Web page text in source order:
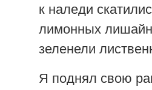
к наледи
лимонных
зеленели
Я поднял свою